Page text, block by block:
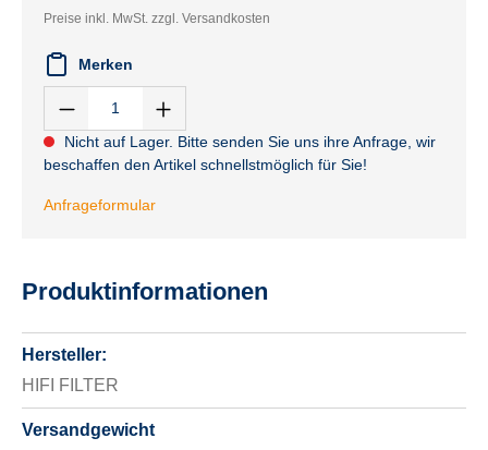
Preise inkl. MwSt. zzgl. Versandkosten
Merken
Nicht auf Lager. Bitte senden Sie uns ihre Anfrage, wir
beschaffen den Artikel schnellstmöglich für Sie!
Anfrageformular
Produktinformationen
Hersteller:
HIFI FILTER
Versandgewicht